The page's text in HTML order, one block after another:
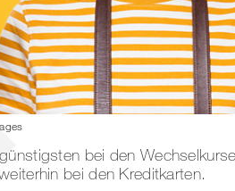
bei den
bei den Kreditkarten.